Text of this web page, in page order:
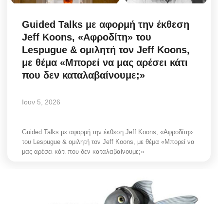
Cost Of Living Crisis
Opinion + Analysis
Local Elections 2023
Guided Talks με αφορμή την έκθεση
Jeff Koons, «Αφροδίτη» του
Lespugue & ομιλητή τον Jeff Koons,
με θέμα «Μπορεί να μας αρέσει κάτι
που δεν καταλαβαίνουμε;»
Ιουν 5, 2026
Guided Talks με αφορμή την έκθεση Jeff Koons, «Αφροδίτη»
του Lespugue & ομιλητή τον Jeff Koons, με θέμα «Μπορεί να
μας αρέσει κάτι που δεν καταλαβαίνουμε;»